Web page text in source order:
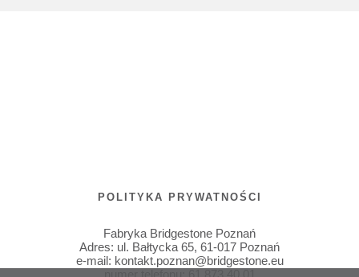
POLITYKA PRYWATNOŚCI
Fabryka Bridgestone Poznań
Adres: ul. Bałtycka 65, 61-017 Poznań
e-mail: kontakt.poznan@bridgestone.eu